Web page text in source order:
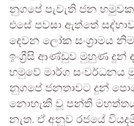
නුගපේ පැවැති ජන
එසේ පවසා ඇත්තේ
දෙවන ලෝක සංග්‍රාමය
ඉංග්‍රීසි ආණ්ඩුව මුහුණ දුන්
හමුවේ මාර්ග සංවර්ධනය
නුගපේ ජනතාවට දුන්
නොහැකි වූ පන්ති
නැත. ඒ අනුව රජයේ